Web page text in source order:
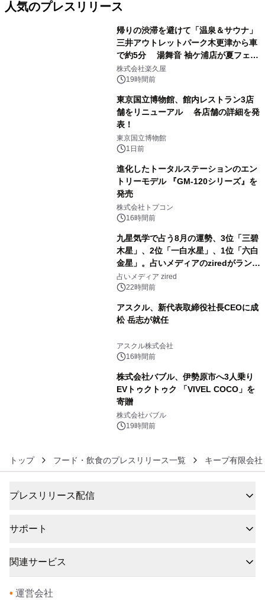
人気のプレスリリース
帰りの渋滞を避けて「温泉＆サウナ」
三井アウトレットパーク木更津から車
で約5分 湯舞音 袖ケ浦店が夏フェア
メニューを提供
株式会社楽久屋
19時間前
東京国立博物館、館内レストラン3店
舗をリニューアル 各店舗の詳細を発
表！
東京国立博物館
1日前
進化したトータルステーションのエン
トリーモデル 『GM-120シリーズ』を
発売
株式会社トプコン
16時間前
九星気学で占う8月の運勢、3位「三碧
木星」、2位「一白水星」、1位「六白
金星」。占いメディアのziredがランキ
ングを発表
占いメディア zired
22時間前
アスクル、新代表取締役社長CEOに成
松 岳志が就任
アスクル株式会社
16時間前
株式会社バブル、伊勢原市へ3人乗り
EVトゥクトゥク 「VIVEL COCO」を
寄贈
株式会社バブル
19時間前
トップ フード・飲食のプレスリリース一覧 キープ有限会社
プレスリリース配信
サポート
関連サービス
• 運営会社